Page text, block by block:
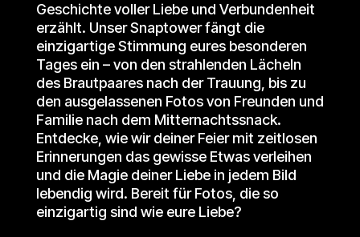
Geschichte voller Liebe und Verbundenheit
erzählt. Unser Snaptower fängt die
einzigartige Stimmung eures besonderen
Tages ein – von den strahlenden Lächeln
des Brautpaares nach der Trauung, bis zu
den ausgelassenen Fotos von Freunden und
Familie nach dem Mitternachtssnack.
Entdecke, wie wir deiner Feier mit zeitlosen
Erinnerungen das gewisse Etwas verleihen
und die Magie deiner Liebe in jedem Bild
lebendig wird. Bereit für Fotos, die so
einzigartig sind wie eure Liebe?